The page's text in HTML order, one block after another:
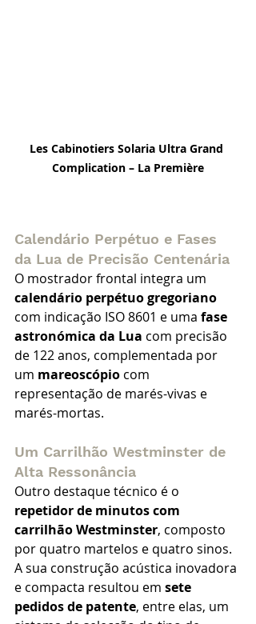
Les Cabinotiers Solaria Ultra Grand
Complication – La Première
Calendário Perpétuo e Fases
da Lua de Precisão Centenária
O mostrador frontal integra um
calendário perpétuo gregoriano
com indicação ISO 8601 e uma fase
astronómica da Lua com precisão
de 122 anos, complementada por
um mareoscópio com
representação de marés-vivas e
marés-mortas.
Um Carrilhão Westminster de
Alta Ressonância
Outro destaque técnico é o
repetidor de minutos com
carrilhão Westminster, composto
por quatro martelos e quatro sinos.
A sua construção acústica inovadora
e compacta resultou em sete
pedidos de patente, entre elas, um